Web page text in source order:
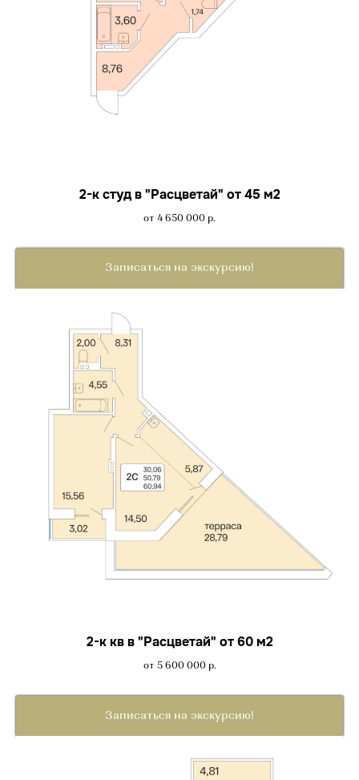
2-к студ в "Расцветай" от 45 м2
от 4 650 000 р.
Записаться на экскурсию!
2-к кв в "Расцветай" от 60 м2
от 5 600 000 р.
Записаться на экскурсию!